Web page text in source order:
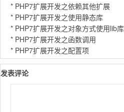
* PHP7扩展开发之依赖其他扩展
* PHP7扩展开发之使用静态库
* PHP7扩展开发之对象方式使用lib库
* PHP7扩展开发之函数调用
* PHP7扩展开发之配置项
发表评论